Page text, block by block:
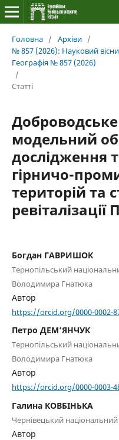
Головна / Архіви /
№ 857 (2026): Науковий
Географія № 857 (2026)
/
Статті
модельний
дослідження
гірничо-
територій та
Богдан ГАВРИШОК
Тернопільський
Володимира Гнатюка
Автор
https://orcid.org/0000-0002-
Петро ДЕМ’ЯНЧУК
Тернопільський
Володимира Гнатюка
Автор
https://orcid.org/0000-0003-
Галина КОВБІНЬКА
Чернівецький
Автор